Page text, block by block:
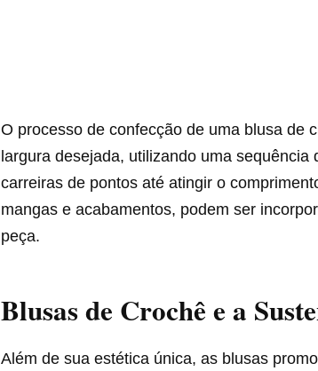
O processo de confecção de uma blusa de
largura desejada, utilizando uma
carreiras de pontos até atingir o
mangas e acabamentos, podem ser
peça.
Blusas de Crochê e a
Além de sua estética única, as blusas